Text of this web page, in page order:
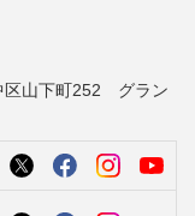
区山下町252 グラン